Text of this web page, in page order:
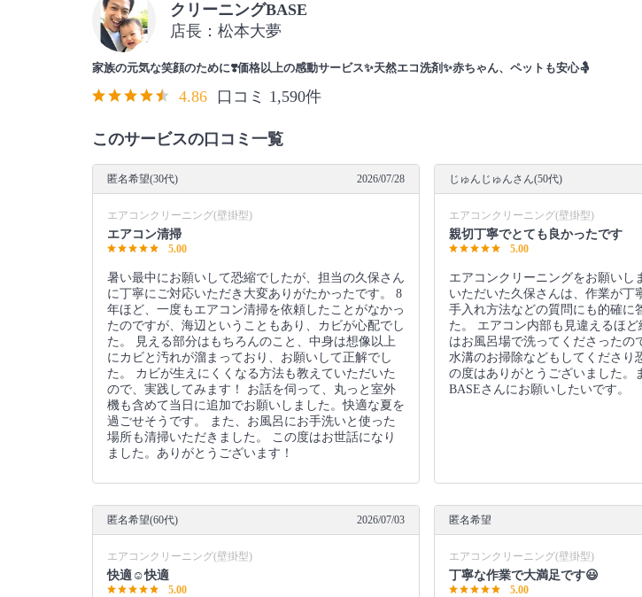
クリーニングBASE
店長：松本大夢
家族の元気な笑顔のために❣️価格以上の感動サービス✨天然エコ洗剤✨赤ちゃん、ペットも安心🤱
4.86 口コミ 1,590件
このサービスの口コミ一覧
匿名希望(30代) 2026/07/28
エアコンクリーニング(壁掛型)
エアコン清掃
5.00
暑い最中にお願いして恐縮でしたが、担当の久保さん
に丁寧にご対応いただき大変ありがたかったです。 8
年ほど、一度もエアコン清掃を依頼したことがなかっ
たのですが、海辺ということもあり、カビが心配でし
た。 見える部分はもちろんのこと、中身は想像以上
にカビと汚れが溜まっており、お願いして正解でし
た。 カビが生えにくくなる方法も教えていただいた
ので、実践してみます！ お話を伺って、丸っと室外
機も含めて当日に追加でお願いしました。快適な夏を
過ごせそうです。 また、お風呂にお手洗いと使った
場所も清掃いただきました。 この度はお世話になり
ました。ありがとうございます！
じゅんじゅんさん(50代)
エアコンクリーニング(壁掛型)
親切丁寧でとても良かったです
5.00
エアコンクリーニングをお願いし
いただいた久保さんは、作業が丁
手入れ方法などの質問にも的確に
た。 エアコン内部も見違えるほ
はお風呂場で洗ってくださったの
水溝のお掃除などもしてくださり
の度はありがとうございました。
BASEさんにお願いしたいです。
匿名希望(60代) 2026/07/03
エアコンクリーニング(壁掛型)
快適☺️快適
5.00
匿名希望
エアコンクリーニング(壁掛型)
丁寧な作業で大満足です😃
5.00